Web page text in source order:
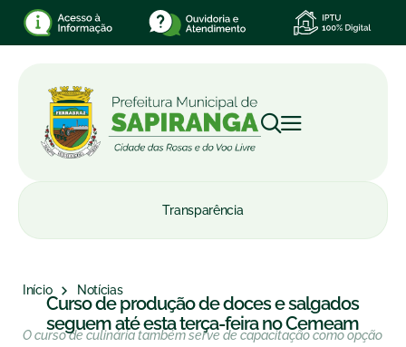
Transparência
Início Notícias
Curso de produção de doces e salgados
seguem até esta terça-feira no Cemeam
O curso de culinária também serve de capacitação como opção